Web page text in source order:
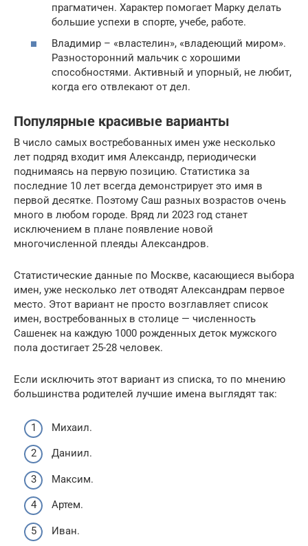
прагматичен. Характер помогает Марку делать
большие успехи в спорте, учебе, работе.
Владимир – «властелин», «владеющий миром».
Разносторонний мальчик с хорошими
способностями. Активный и упорный, не любит,
когда его отвлекают от дел.
Популярные красивые варианты
В число самых востребованных имен уже несколько
лет подряд входит имя Александр, периодически
поднимаясь на первую позицию. Статистика за
последние 10 лет всегда демонстрирует это имя в
первой десятке. Поэтому Саш разных возрастов очень
много в любом городе. Вряд ли 2023 год станет
исключением в плане появление новой
многочисленной плеяды Александров.
Статистические данные по Москве, касающиеся выбора
имен, уже несколько лет отводят Александрам первое
место. Этот вариант не просто возглавляет список
имен, востребованных в столице — численность
Сашенек на каждую 1000 рожденных деток мужского
пола достигает 25-28 человек.
Если исключить этот вариант из списка, то по мнению
большинства родителей лучшие имена выглядят так:
Михаил.
Даниил.
Максим.
Артем.
Иван.